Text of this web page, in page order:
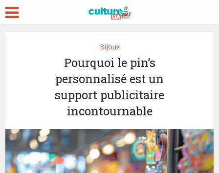
Bijoux
Pourquoi le pin’s
personnalisé est un
support publicitaire
incontournable